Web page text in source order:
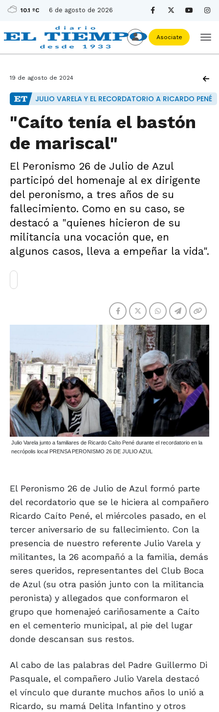
10.1 ºC 6 de agosto de 2026
Asociate
19 de agosto de 2024
JULIO VARELA Y EL RECORDATORIO A RICARDO PENÉ
"Caíto tenía el bastón
de mariscal"
El Peronismo 26 de Julio de Azul
participó del homenaje al ex dirigente
del peronismo, a tres años de su
fallecimiento. Como en su caso, se
destacó a "quienes hicieron de su
militancia una vocación que, en
algunos casos, lleva a empeñar la vida".
Julio Varela junto a familiares de Ricardo Caíto Pené durante el recordatorio en la
necrópolis local PRENSA PERONISMO 26 DE JULIO AZUL
El Peronismo 26 de Julio de Azul formó parte
del recordatorio que se le hiciera al compañero
Ricardo Caíto Pené, el miércoles pasado, en el
tercer aniversario de su fallecimiento. Con la
presencia de nuestro referente Julio Varela y
militantes, la 26 acompañó a la familia, demás
seres queridos, representantes del Club Boca
de Azul (su otra pasión junto con la militancia
peronista) y allegados que conformaron el
grupo que homenajeó cariñosamente a Caíto
en el cementerio municipal, al pie del lugar
donde descansan sus restos.
Al cabo de las palabras del Padre Guillermo Di
Pasquale, el compañero Julio Varela destacó
el vínculo que durante muchos años lo unió a
Ricardo, su mamá Delita Infantino y otros